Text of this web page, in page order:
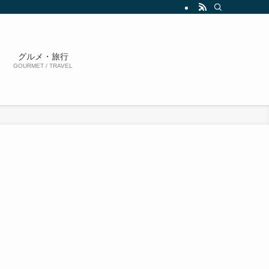
グルメ・旅行
GOURMET / TRAVEL